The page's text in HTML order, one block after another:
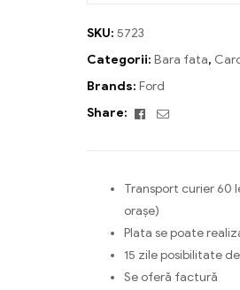
SKU: 5723
Categorii: Bara fata,
Brands: Ford
Share:
Facebook
Email
Transport curier 60
orașe)
Plata se poate
15 zile posibilitate
Se oferă factură